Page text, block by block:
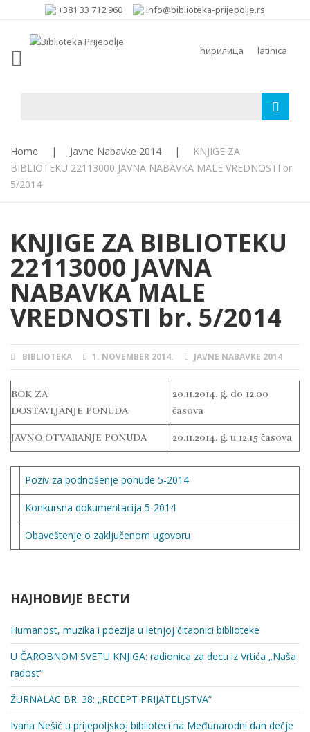
+381 33 712 960 info@biblioteka-prijepolje.rs
ћирилица latinica
Home | Javne Nabavke 2014 |
KNJIGE ZA
BIBLIOTEKU 22113000 JAVNA NABAVKA MALE VREDNOSTI br.
5/2014
KNJIGE ZA BIBLIOTEKU
22113000 JAVNA
NABAVKA MALE
VREDNOSTI br. 5/2014
AUTHOR
BIBLIOTEKA
POSTED
ON
1. NOVEMBER 2014. CATEGORIES
JAVNE NABAVKE 2014
ROK ZA
DOSTAVLJANJE PONUDA
20.11.2014. g. do 12.00
časova
JAVNO OTVARANJE PONUDA 20.11.2014. g. u 12.15 časova
Poziv za podnošenje ponude 5-2014
Konkursna dokumentacija 5-2014
Obaveštenje o zaključenom ugovoru
НАЈНОВИЈЕ ВЕСТИ
Humanost, muzika i poezija u letnjoj čitaonici biblioteke
U ČAROBNOM SVETU KNЈIGA: radionica za decu iz Vrtića „Naša
radost“
ŽURNALAC BR. 38: „RECEPT PRIJATELЈSTVA“
Ivana Nešić u prijepolјskoj biblioteci na Međunarodni dan dečje